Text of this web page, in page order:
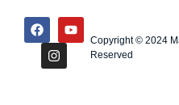
Copyright © 2024
Reserved